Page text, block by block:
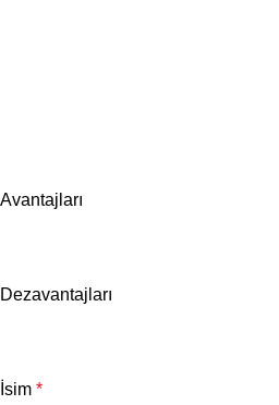
Avantajları
Dezavantajları
İsim *